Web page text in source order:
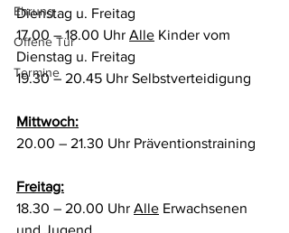
Ehrung
Offene Tür
Termine
Dienstag u. Freitag
17.00 – 18.00 Uhr Alle Kinder vom
Dienstag u. Freitag
19.30 – 20.45 Uhr Selbstverteidigung
Mittwoch:
20.00 – 21.30 Uhr Präventionstraining
Freitag:
18.30 – 20.00 Uhr Alle Erwachsenen
und Jugend